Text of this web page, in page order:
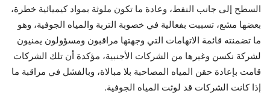
السطح إلى جانب النفط، وعادة ما تكون ملوثة بمواد كيميائية خطرة،
بعضها مشع، تسببت بفعالية في خصوبة التربة والمياه الجوفية، وهو
ما تضمنته قائمة الاتهامات التي وجهتها مراقبون ومسؤولون يمنيون
لشركة نكسن وغيرها من الشركات الأجنبية، مؤكدة أن تلك الشركات
قامت بإعادة حقن المياه المصاحبة بلا مبالاة، وبالفشل في مراقبة ما
إذا كانت الشركات قد لوثت المياه الجوفية.